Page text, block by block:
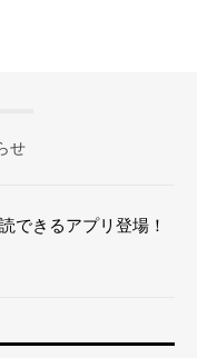
せ
できるアプリ登場！